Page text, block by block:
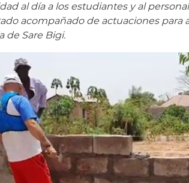
al día a los estudiantes y al
acompañado de actuaciones
de Sare Bigi.